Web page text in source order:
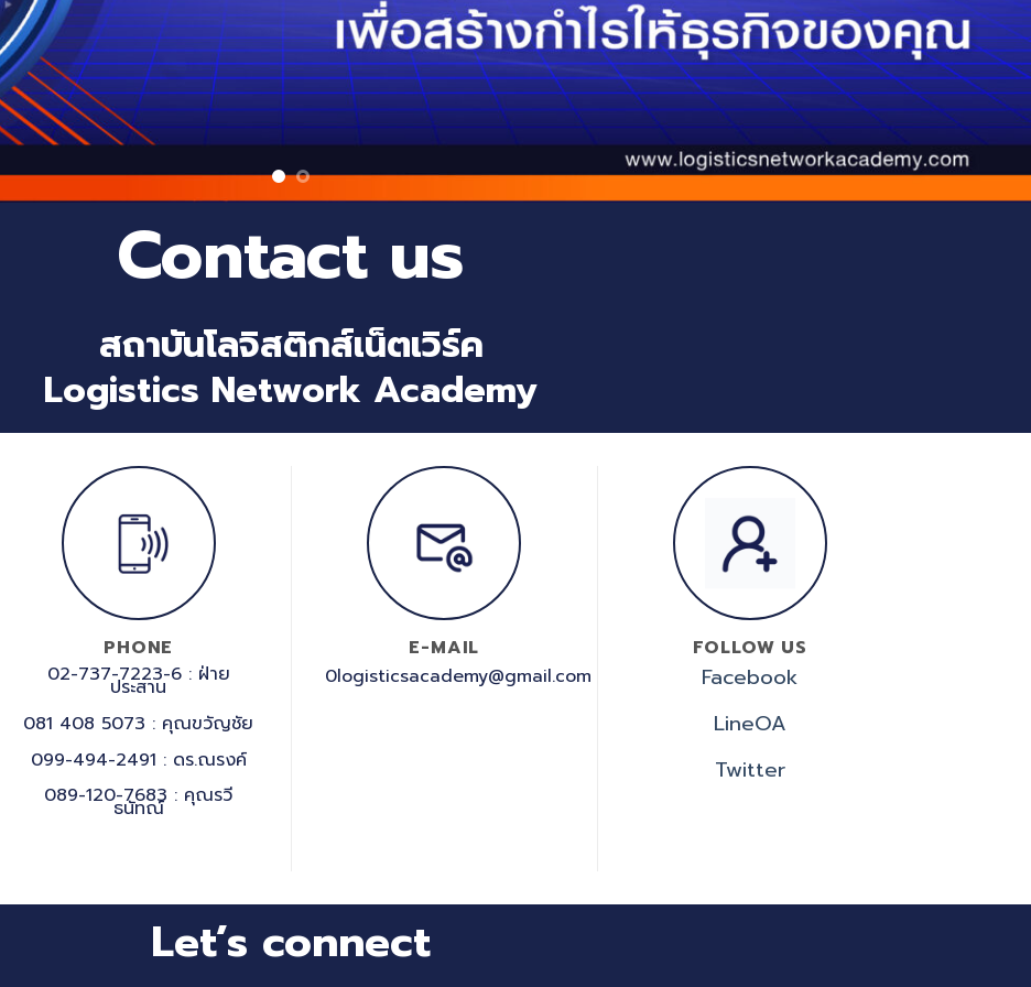
Contact us
สถาบันโลจิสติกส์เน็ตเวิร์ค
Logistics Network Academy
PHONE
02-737-7223-6 : ฝ่าย
ประสาน
081 408 5073 : คุณขวัญชัย
099-494-2491 : ดร.ณรงค์
089-120-7683 : คุณรวี
ธนัทณ์
E-MAIL
0logisticsacademy@gmail.com
FOLLOW US
Facebook
LineOA
Twitter
Let’s connect